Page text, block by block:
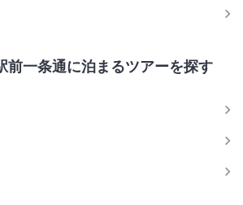
前一条通に泊まるツアーを探す